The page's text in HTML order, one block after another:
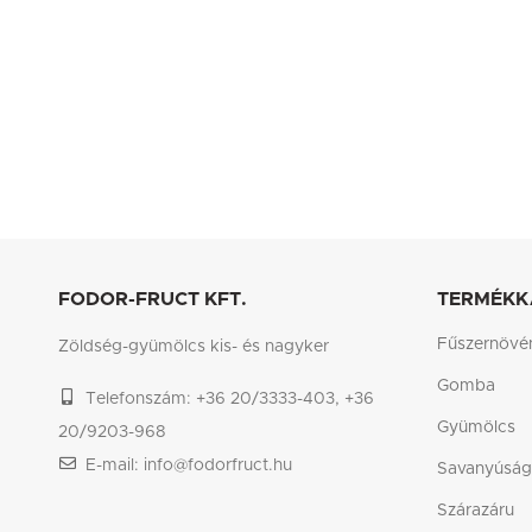
FODOR-FRUCT KFT.
Zöldség-gyümölcs kis- és nagyker
Telefonszám: +36 20/3333-403, +36
20/9203-968
E-mail: info@fodorfruct.hu
Gomba
Gyümölcs
Savanyúság
Szárazáru